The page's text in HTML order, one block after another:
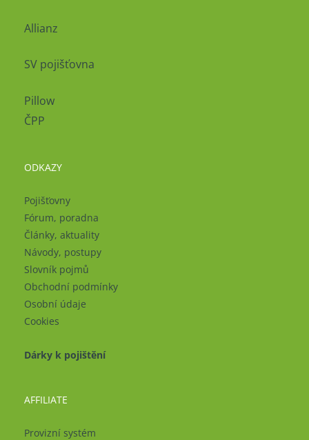
Allianz
SV pojišťovna
Pillow
ČPP
ODKAZY
Pojišťovny
Fórum, poradna
Články, aktuality
Návody, postupy
Slovník pojmů
Obchodní podmínky
Osobní údaje
Cookies
Dárky k pojištění
AFFILIATE
Provizní systém